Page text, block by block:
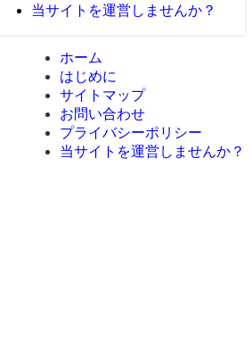
当サイトを運営しませんか？
ホーム
はじめに
サイトマップ
お問い合わせ
プライバシーポリシー
当サイトを運営しませんか？